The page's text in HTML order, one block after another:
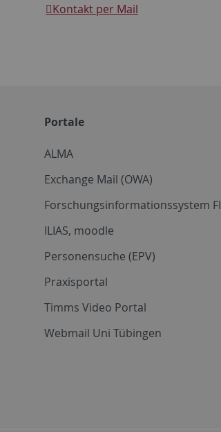
Kontakt per Mail
Portale
ALMA
Exchange Mail (OWA)
Forschungsinformationssystem
ILIAS, moodle
Personensuche (EPV)
Praxisportal
Timms Video Portal
Webmail Uni Tübingen